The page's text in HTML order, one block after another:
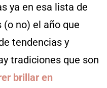
ya en esa lista de
no) el año que
tendencias y
tradiciones que son
brillar en